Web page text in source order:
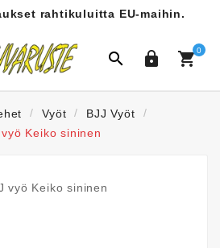
rahtikuluitta EU-maihin.
  0
Vyöt
BJJ Vyöt
vyö Keiko sininen